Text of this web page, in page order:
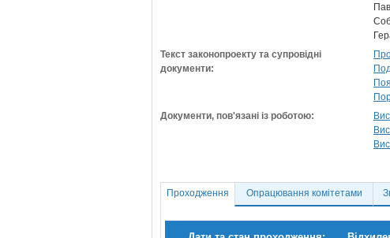
Текст законопроекту та супровідні
документи:
Документи, пов'язані із роботою:
Проходження Опрацювання комітетами